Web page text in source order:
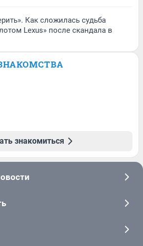
Как сложилась судьба
Lexus» после скандала в
знакомиться